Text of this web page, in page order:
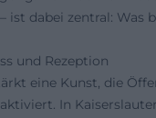
ist dabei zentral: Was
und Rezeption
eine Kunst, die
In